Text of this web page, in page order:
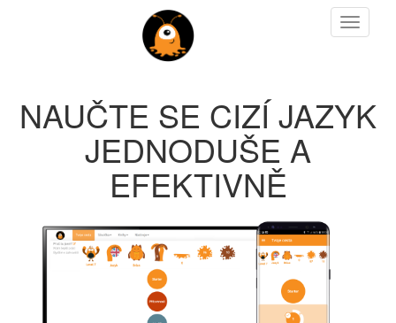
Toggle
NAUČTE SE CIZÍ JAZYK
JEDNODUŠE A
EFEKTIVNĚ